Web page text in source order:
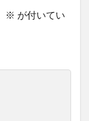
※ が付いてい